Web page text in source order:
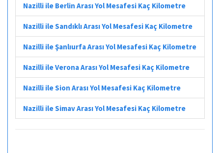
Nazilli ile Berlin Arası Yol Mesafesi Kaç Kilometre
Nazilli ile Sandıklı Arası Yol Mesafesi Kaç Kilometre
Nazilli ile Şanlıurfa Arası Yol Mesafesi Kaç Kilometre
Nazilli ile Verona Arası Yol Mesafesi Kaç Kilometre
Nazilli ile Sion Arası Yol Mesafesi Kaç Kilometre
Nazilli ile Simav Arası Yol Mesafesi Kaç Kilometre